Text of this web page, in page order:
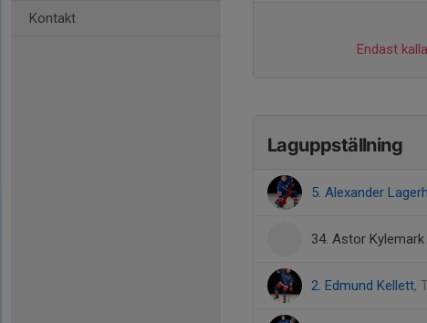
Kontakt
Endast
Laguppställning
5. Alexander
34. Astor Kylemark
2. Edmund Kellett,